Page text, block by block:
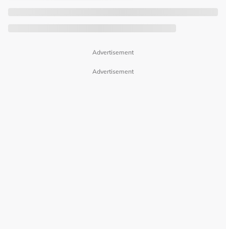
Advertisement
Advertisement